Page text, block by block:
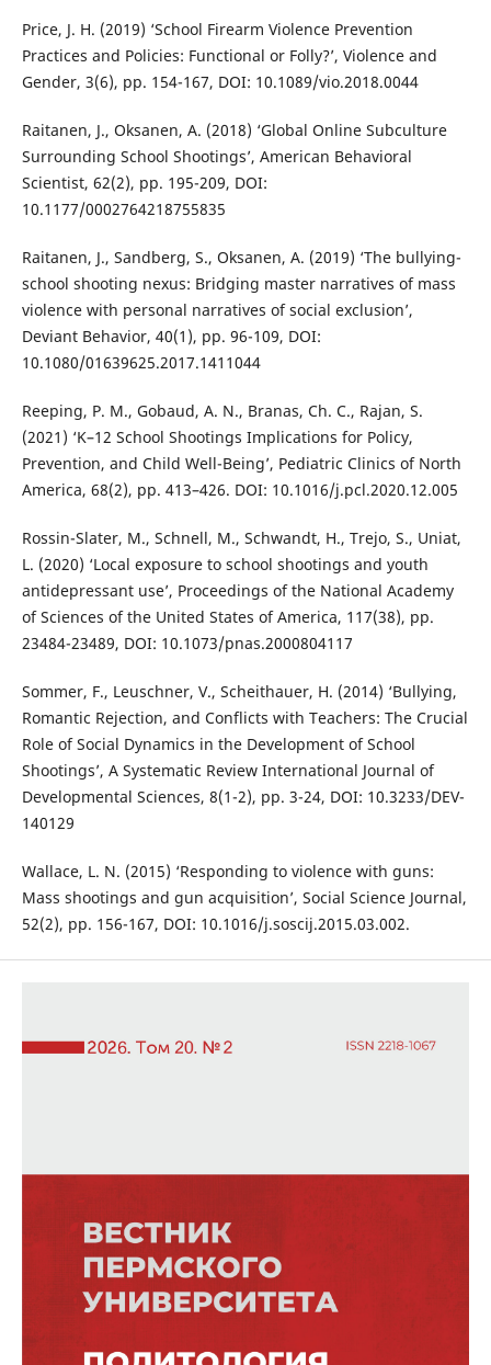
Price, J. H. (2019) ‘School Firearm Violence Prevention
Practices and Policies: Functional or Folly?’, Violence and
Gender, 3(6), pp. 154-167, DOI: 10.1089/vio.2018.0044
Raitanen, J., Oksanen, A. (2018) ‘Global Online Subculture
Surrounding School Shootings’, American Behavioral
Scientist, 62(2), pp. 195-209, DOI:
10.1177/0002764218755835
Raitanen, J., Sandberg, S., Oksanen, A. (2019) ‘The bullying-
school shooting nexus: Bridging master narratives of mass
violence with personal narratives of social exclusion’,
Deviant Behavior, 40(1), pp. 96-109, DOI:
10.1080/01639625.2017.1411044
Reeping, P. M., Gobaud, A. N., Branas, Ch. C., Rajan, S.
(2021) ‘K–12 School Shootings Implications for Policy,
Prevention, and Child Well-Being’, Pediatric Clinics of North
America, 68(2), pp. 413–426. DOI: 10.1016/j.pcl.2020.12.005
Rossin-Slater, M., Schnell, M., Schwandt, H., Trejo, S., Uniat,
L. (2020) ‘Local exposure to school shootings and youth
antidepressant use’, Proceedings of the National Academy
of Sciences of the United States of America, 117(38), pp.
23484-23489, DOI: 10.1073/pnas.2000804117
Sommer, F., Leuschner, V., Scheithauer, H. (2014) ‘Bullying,
Romantic Rejection, and Conflicts with Teachers: The Crucial
Role of Social Dynamics in the Development of School
Shootings’, A Systematic Review International Journal of
Developmental Sciences, 8(1-2), pp. 3-24, DOI: 10.3233/DEV-
140129
Wallace, L. N. (2015) ‘Responding to violence with guns:
Mass shootings and gun acquisition’, Social Science Journal,
52(2), pp. 156-167, DOI: 10.1016/j.soscij.2015.03.002.